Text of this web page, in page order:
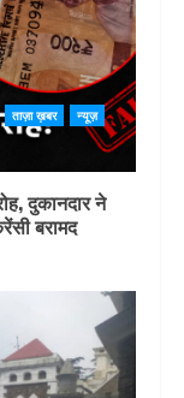
ताज़ा ख़बर
न्यूज़
दुकानदार ने
बरामद